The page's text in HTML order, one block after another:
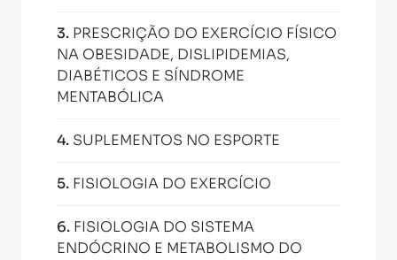
3. PRESCRIÇÃO DO EXERCÍCIO FÍSICO
NA OBESIDADE, DISLIPIDEMIAS,
DIABÉTICOS E SÍNDROME
MENTABÓLICA
4. SUPLEMENTOS NO ESPORTE
5. FISIOLOGIA DO EXERCÍCIO
6. FISIOLOGIA DO SISTEMA
ENDÓCRINO E METABOLISMO DO